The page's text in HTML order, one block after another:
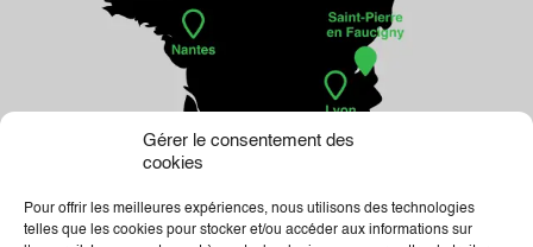
Gérer le consentement des
cookies
Pour offrir les meilleures expériences, nous utilisons des technologies
telles que les cookies pour stocker et/ou accéder aux informations sur